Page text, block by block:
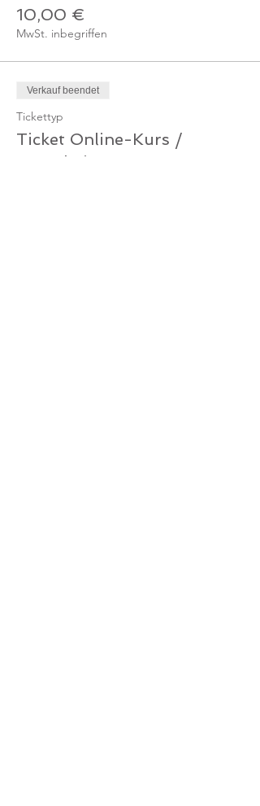
10,00 €
MwSt. inbegriffen
Verkauf beendet
Tickettyp
Ticket Online-Kurs /
Gutschein